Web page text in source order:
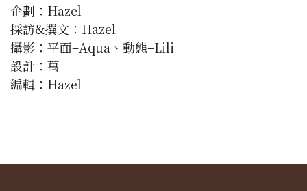
企劃：Hazel
採訪&撰文：Hazel
攝影：平面–Aqua、動態–Lili
設計：萬
編輯：Hazel